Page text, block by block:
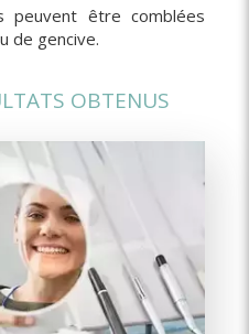
peuvent être comblées
de gencive.
OBTENUS